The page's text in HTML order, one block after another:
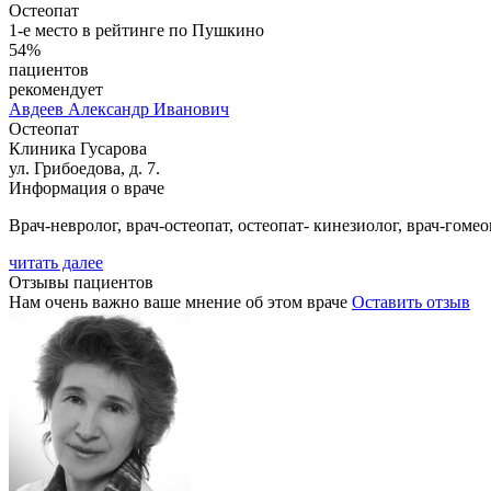
Остеопат
1-е место в рейтинге по Пушкино
54%
пациентов
рекомендует
Авдеев Александр Иванович
Остеопат
Клиника Гусарова
ул. Грибоедова, д. 7.
Информация о враче
Врач-невролог, врач-остеопат, остеопат- кинезиолог, врач-
читать далее
Отзывы пациентов
Нам очень важно ваше мнение об этом враче Оставить отзыв